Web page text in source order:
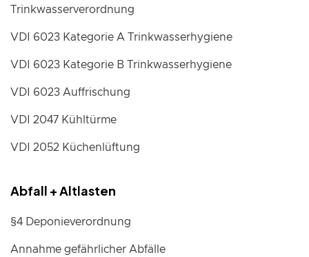
Trinkwasserverordnung
VDI 6023 Kategorie A Trinkwasserhygiene
VDI 6023 Kategorie B Trinkwasserhygiene
VDI 6023 Auffrischung
VDI 2047 Kühltürme
VDI 2052 Küchenlüftung
Abfall + Altlasten
§4 Deponieverordnung
Annahme gefährlicher Abfälle